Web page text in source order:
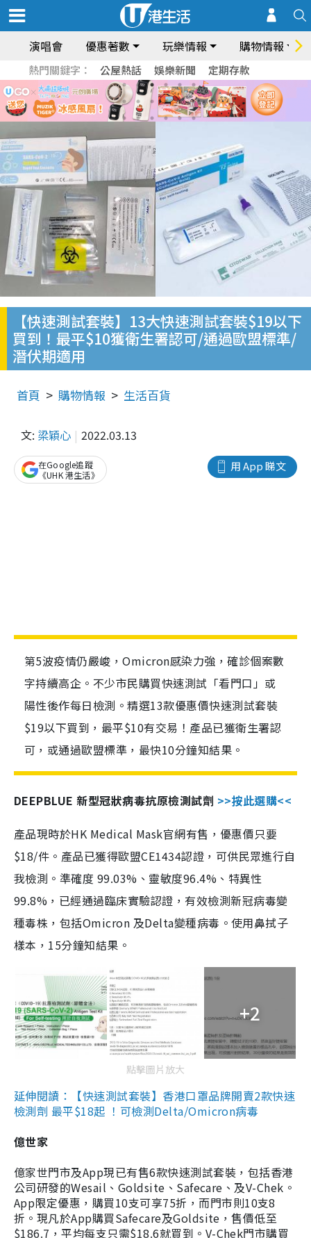
演唱會 優惠著數 玩樂情報 購物情報
熱門關鍵字： 公屋熱話 娛樂新聞 定期存款
【快速測試套裝】13大快速測試套裝$19以下
買到！最平$10獲衛生署認可/通過歐盟標準/
潛伏期適用
首頁 購物情報 生活百貨
文: 梁穎心 2022.03.13
用 App 睇文
在Google追蹤
《UHK 港生活》
第5波疫情仍嚴峻，Omicron感染力強，確診個案數
字持續高企。不少市民購買快速測試「看門口」或
陽性後作每日檢測。精選13款優惠價快速測試套裝
$19以下買到，最平$10有交易！產品已獲衛生署認
可，或通過歐盟標準，最快10分鐘知結果。
DEEPBLUE 新型冠狀病毒抗原檢測試劑 >>按此選購<<
產品現時於HK Medical Mask官網有售，優惠價只要
$18/件。產品已獲得歐盟CE1434認證，可供民眾進行自
我檢測。準確度 99.03%、靈敏度96.4%、特異性
99.8%，已經通過臨床實驗認證，有效檢測新冠病毒變
種毒株，包括Omicron 及Delta變種病毒。使用鼻拭子
樣本，15分鐘知結果。
+2
點擊圖片放大
延伸閱讀：【快速測試套裝】香港口罩品牌開賣2款快速
檢測劑 最平$18起 ！可檢測Delta/Omicron病毒
億世家
億家世門市及App現已有售6款快速測試套裝，包括香港
公司研發的Wesail、Goldsite、Safecare、及V-Chek。
App限定優惠，購買10支可享75折，而門市則10支8
折。現凡於App購買Safecare及Goldsite，售價低至
$186.7，平均每支只需$18.6就買到。V-Chek門市購買